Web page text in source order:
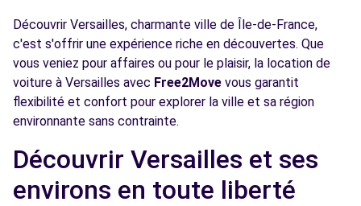
Voir l'agence
Free2Move Rent - DAW - MAGNY-LES-
HAMEAUX (C)
9.0
MAGNY-LES-HAMEAUX, 78114
Voir l'agence
Découvrir Versailles, charmante ville de Île-de-France,
c'est s'offrir une expérience riche en découvertes. Que
vous veniez pour affaires ou pour le plaisir, la location de
voiture à Versailles avec Free2Move vous garantit
flexibilité et confort pour explorer la ville et sa région
environnante sans contrainte.
Découvrir Versailles et ses
environs en toute liberté